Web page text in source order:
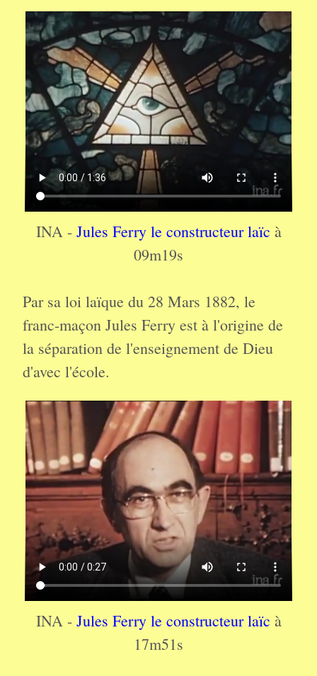
INA - Jules Ferry le constructeur laïc à
09m19s
Par sa loi laïque du 28 Mars 1882, le
franc-maçon Jules Ferry est à l'origine de
la séparation de l'enseignement de Dieu
d'avec l'école.
INA - Jules Ferry le constructeur laïc à
17m51s